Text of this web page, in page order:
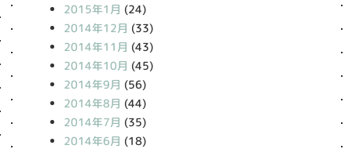
2015年1月 (24)
2014年12月 (33)
2014年11月 (43)
2014年10月 (45)
2014年9月 (56)
2014年8月 (44)
2014年7月 (35)
2014年6月 (18)